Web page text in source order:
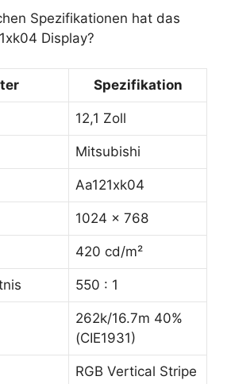
Spezifikationen hat das
Display?
Spezifikation
12,1 Zoll
Mitsubishi
Aa121xk04
1024 x 768
420 cd/m²
550 : 1
262k/16.7m 40%
(CIE1931)
RGB Vertical Stripe